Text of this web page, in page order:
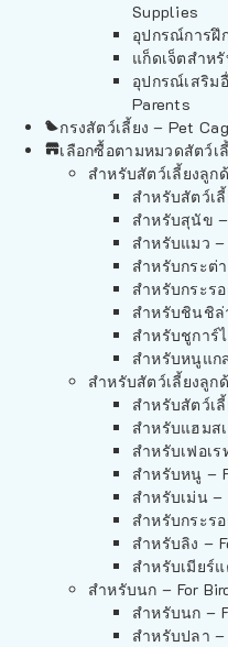
Supplies
อุปกรณ์การฝึ
แก็ดเจ็ตสำห
อุปกรณ์เสริม
Parents
กรงสัตว์เลี้ยง – Pet
เลือกซื้อตามหมวดสัตว์เ
สำหรับสัตว์เลี้ยงลูก
สำหรับสัตว์เ
สำหรับสุนัข –
สำหรับแมว –
สำหรับกระต่
สำหรับกระร
สำหรับชินชิล่
สำหรับชูการ์
สำหรับหนูแก
สำหรับสัตว์เลี้ยงลูก
สำหรับสัตว์เ
สำหรับแฮมส
สำหรับเฟอเร
สำหรับหนู –
สำหรับเม่น –
สำหรับกระร
สำหรับลิง –
สำหรับเมียร์
สำหรับนก – For
สำหรับนก –
สำหรับปลา –